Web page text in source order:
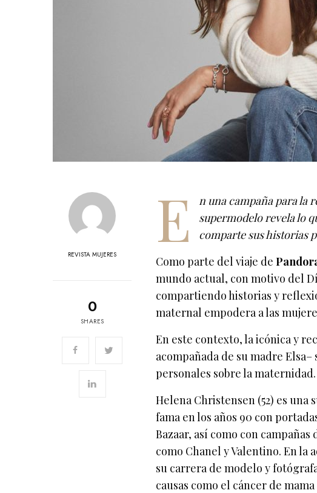
REVISTA MUJERES
0
SHARES
E
n una campaña para la
supermodelo revela lo
comparte sus historias
Como parte del viaje de
mundo actual, con motivo del
compartiendo historias y
maternal empodera a las
En este contexto, la icónica y
acompañada de su madre
personales sobre la maternidad.
Helena Christensen (52) es una
fama en los años 90 con
Bazaar, así como con
como Chanel y Valentino. En la
su carrera de modelo y
causas como el cáncer de